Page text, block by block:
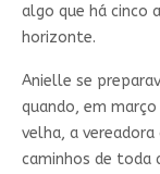
algo que há cinco
horizonte.
Anielle se
quando, em
velha, a vereadora
caminhos de toda